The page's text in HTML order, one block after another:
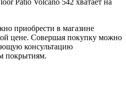
приобрести в магазине
цене. Совершая покупку можно
консультацию
покрытиям.